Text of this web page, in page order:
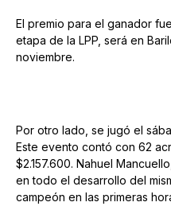
El premio para el ganador
etapa de la LPP, será en
noviembre.
Por otro lado, se jugó el
Este evento contó con 62
$2.157.600. Nahuel
en todo el desarrollo del
campeón en las primeras